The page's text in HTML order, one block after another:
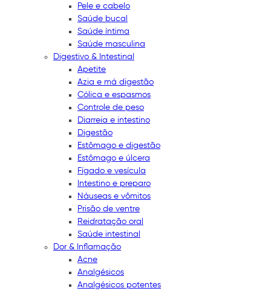
Pele e cabelo
Saúde bucal
Saúde íntima
Saúde masculina
Digestivo & Intestinal
Apetite
Azia e má digestão
Cólica e espasmos
Controle de peso
Diarreia e intestino
Digestão
Estômago e digestão
Estômago e úlcera
Fígado e vesícula
Intestino e preparo
Náuseas e vômitos
Prisão de ventre
Reidratação oral
Saúde intestinal
Dor & Inflamação
Acne
Analgésicos
Analgésicos potentes